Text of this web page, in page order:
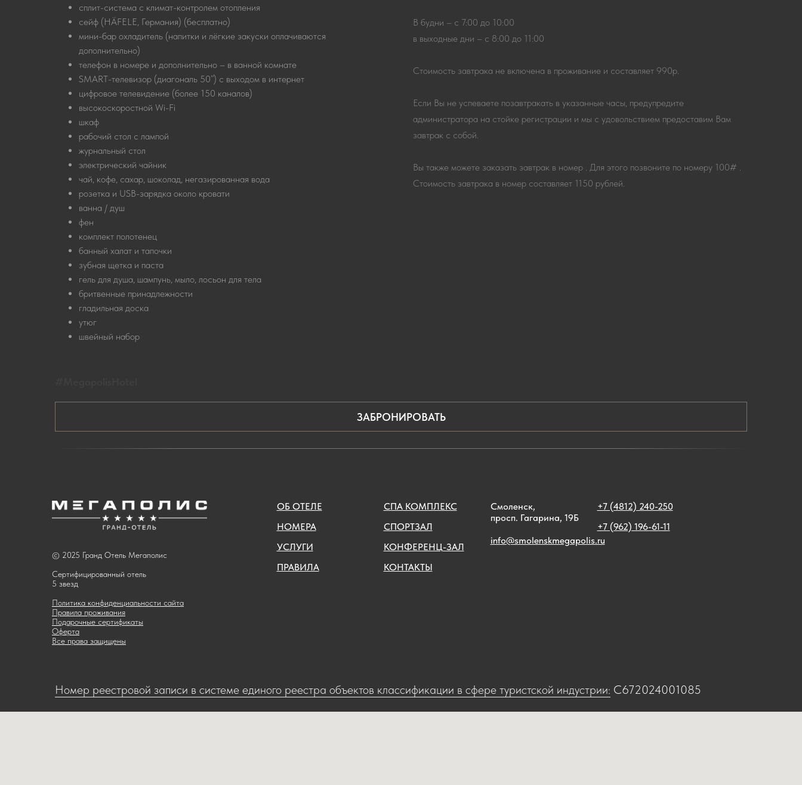
сплит-система с климат-контролем отопления
сейф (HÄFELE, Германия) (бесплатно)
мини-бар охладитель (напитки и лёгкие закуски оплачиваются
дополнительно)
телефон в номере и дополнительно – в ванной комнате
SMART-телевизор (диагональ 50”) с выходом в интернет
цифровое телевидение (более 150 каналов)
высокоскоростной Wi-Fi
шкаф
рабочий стол с лампой
журнальный стол
электрический чайник
чай, кофе, сахар, шоколад, негазированная вода
розетка и USB-зарядка около кровати
ванна / душ
фен
комплект полотенец
банный халат и тапочки
зубная щетка и паста
гель для душа, шампунь, мыло, лосьон для тела
бритвенные принадлежности
гладильная доска
утюг
швейный набор
В будни – с 7:00 до 10:00
в выходные дни – с 8:00 до 11:00
Стоимость завтрака не включена в проживание и составляет 990р.
Если Вы не успеваете позавтракать в указанные часы, предупредите
администратора на стойке регистрации и мы с удовольствием предоставим Вам
завтрак с собой.
Вы также можете заказать завтрак в номер . Для этого позвоните по номеру 100# .
Стоимость завтрака в номер составляет 1150 рублей.
ЗАБРОНИРОВАТЬ
© 2025 Гранд Отель Мегаполис
Сертифицированный отель
5 звезд
Политика конфиденциальности сайта
Правила проживания
Подарочные сертификаты
Оферта
Все права защищены
ОБ ОТЕЛЕ
НОМЕРА
УСЛУГИ
ПРАВИЛА
СПА КОМПЛЕКС
СПОРТЗАЛ
КОНФЕРЕНЦ-ЗАЛ
КОНТАКТЫ
Смоленск,
просп. Гагарина, 19Б
info@smolenskmegapolis.ru
+7 (4812) 240-250
+7 (962) 196-61-11
Номер реестровой записи в системе единого реестра объектов классификации в сфере туристской индустрии: С672024001085